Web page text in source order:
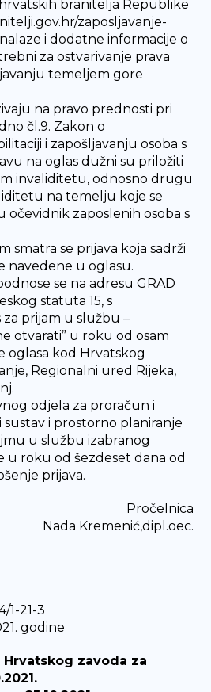
branitelja Republike
zaposljavanje-
i dodatne informacije o
za ostvarivanje prava
temeljem gore
na pravo prednosti pri
čl.9. Zakon o
i zapošljavanju osoba s
na oglas dužni su priložiti
invaliditetu, odnosno drugu
na temelju koje se
očevidnik zaposlenih osoba s
smatra se prijava koja sadrži
navedene u oglasu.
se na adresu GRAD
statuta 15, s
prijam u službu –
otvarati” u roku od osam
oglasa kod Hrvatskog
Regionalni ured Rijeka,
odjela za proračun i
i prostorno planiranje
u službu izabranog
u roku od šezdeset dana od
prijava.
Pročelnica
Nada Kremenić,dipl.oec.
1-21-3
godine
zavoda za